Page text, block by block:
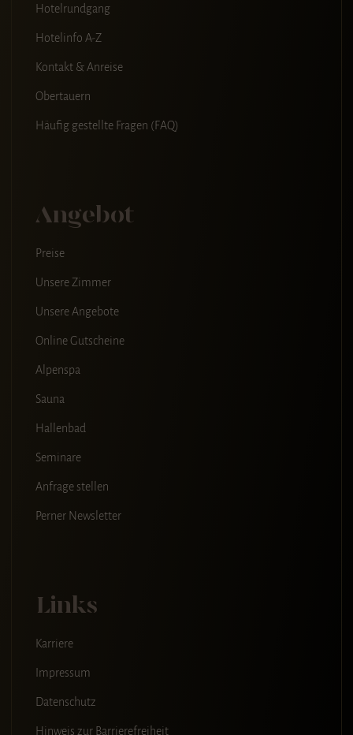
Hotelrundgang
Hotelinfo A-Z
Kontakt & Anreise
Obertauern
Häufig gestellte Fragen (FAQ)
Angebot
Preise
Unsere Zimmer
Unsere Angebote
Online Gutscheine
Alpenspa
Sauna
Hallenbad
Seminare
Anfrage stellen
Perner Newsletter
Links
Karriere
Impressum
Datenschutz
Hinweis zur Barrierefreiheit